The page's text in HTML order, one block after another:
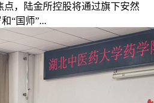
点，陆金所控股将通过旗下安然
“国师”...